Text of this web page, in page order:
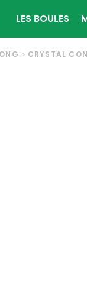
LES BOULES
CRYSTAL